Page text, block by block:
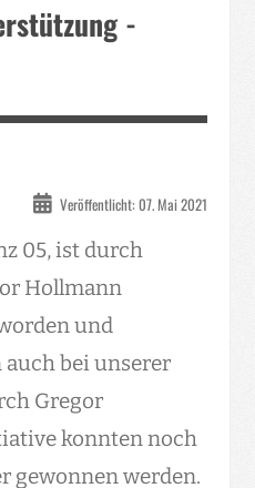
-
Veröffentlicht: 07. Mai 2021
05, ist durch
Hollmann
und
bei unserer
Gregor
konnten noch
gewonnen werden.